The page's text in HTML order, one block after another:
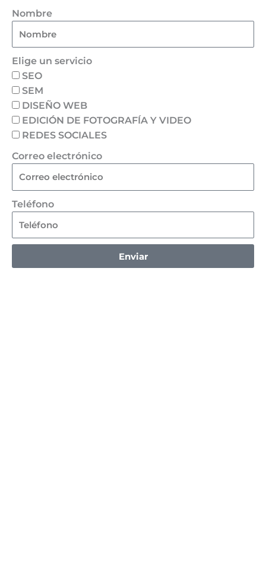
Nombre
Elige un servicio
SEO
SEM
DISEÑO WEB
EDICIÓN DE FOTOGRAFÍA Y VIDEO
REDES SOCIALES
Correo electrónico
Teléfono
Enviar